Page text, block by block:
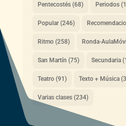
Pentecostés(68) Periodos
Popular(246)
Ritmo(258) Ronda-
San Martín (75) Secundaria
Teatro(91) Texto + Música
Varias clases(234)